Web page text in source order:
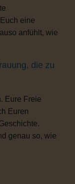
eine
anfühlt, wie
die zu
Eure Freie
Euren
genau so, wie